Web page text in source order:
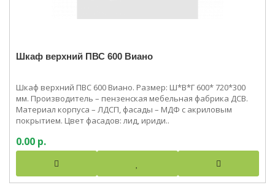
Шкаф верхний ПВС 600 Виано
Шкаф верхний ПВС 600 Виано. Размер: Ш*В*Г 600* 720*300
мм. Производитель – пензенская мебельная фабрика ДСВ.
Материал корпуса – ЛДСП, фасады – МДФ с акриловым
покрытием. Цвет фасадов: лид, ириди..
0.00 р.